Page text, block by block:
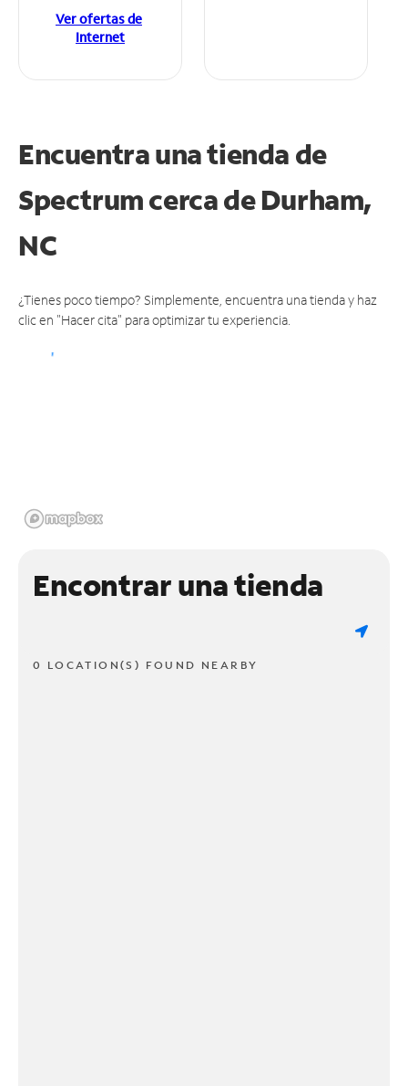
Ver ofertas de
Internet
Encuentra una tienda de
Spectrumcerca de Durham,
NC
¿Tienes poco tiempo? Simplemente, encuentra una tienda y haz
clic en "Hacer cita" para optimizar tu experiencia.
Encontrar una tienda
0 LOCATION(S) FOUND NEARBY